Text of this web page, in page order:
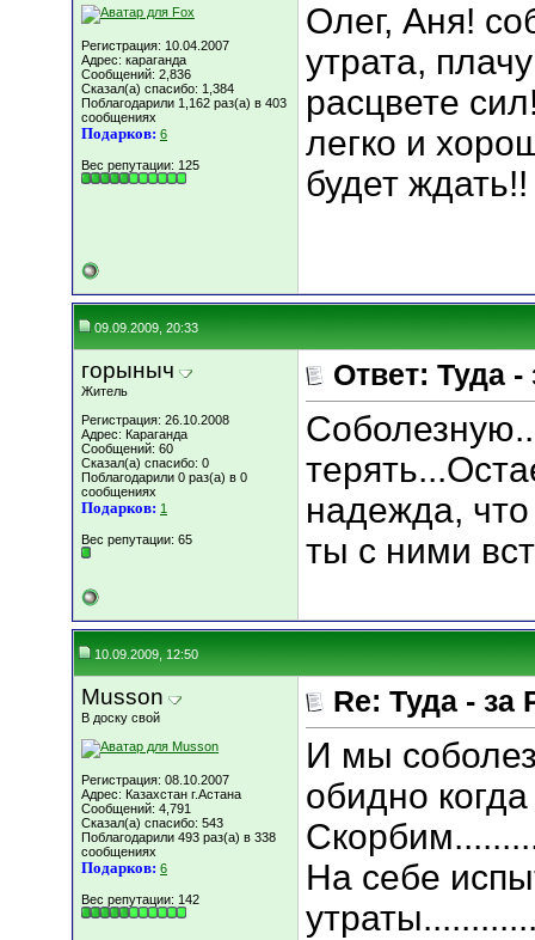
Регистрация: 10.04.2007
Адрес: караганда
Сообщений: 2,836
Сказал(а) спасибо: 1,384
Поблагодарили 1,162 раз(а) в 403
сообщениях
Подарков: 6
Вес репутации: 125
Олег, Аня!
утрата,
расцвете
легко и
будет ждать!!
09.09.2009, 20:33
горыныч
Житель
Регистрация: 26.10.2008
Адрес: Караганда
Сообщений: 60
Сказал(а) спасибо: 0
Поблагодарили 0 раз(а) в 0
сообщениях
Подарков: 1
Вес репутации: 65
Ответ: Туда -
надежда, что
ты с ними
10.09.2009, 12:50
Musson
В доску свой
Регистрация: 08.10.2007
Адрес: Казахстан г.Астана
Сообщений: 4,791
Сказал(а) спасибо: 543
Поблагодарили 493 раз(а) в 338
сообщениях
Подарков: 6
Вес репутации: 142
Re: Туда - за
И мы
обидно
На себе